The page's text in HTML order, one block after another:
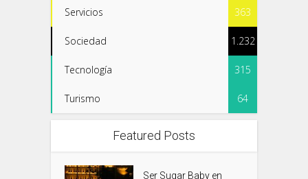
Servicios 363
Sociedad 1.232
Tecnología 315
Turismo 64
Featured Posts
Ser Sugar Baby en